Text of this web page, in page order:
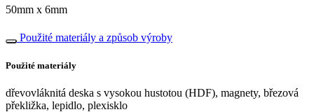
50mm x 6mm
Použité materiály a způsob výroby
Použité materiály
dřevovláknitá deska s vysokou hustotou (HDF), magnety, březová
překližka, lepidlo, plexisklo